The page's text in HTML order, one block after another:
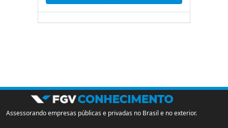
Assessorando empresas públicas e privadas no Brasil e no exterior.